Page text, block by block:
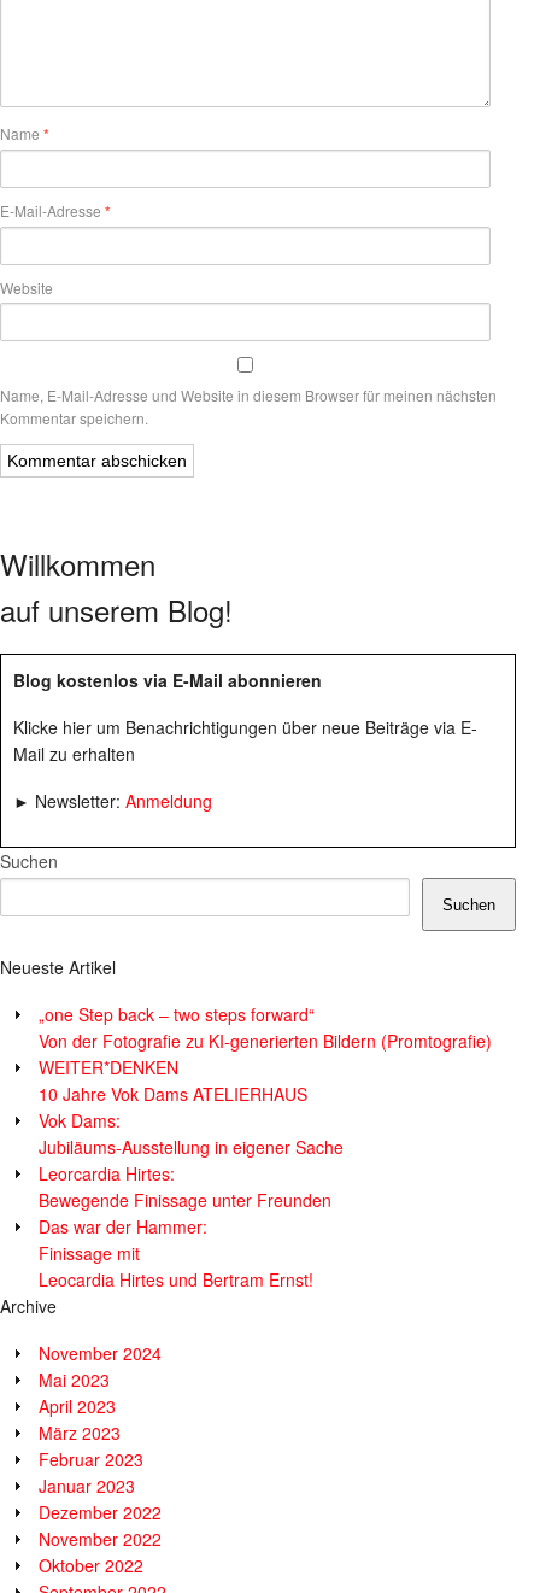
Name *
E-Mail-Adresse *
Website
Name, E-Mail-Adresse und Website in diesem Browser für meinen nächsten
Kommentar speichern.
Willkommen
auf unserem Blog!
Blog kostenlos via E-Mail abonnieren
Klicke hier um Benachrichtigungen über neue Beiträge via E-
Mail zu erhalten
► Newsletter: Anmeldung
Suchen
Suchen
Neueste Artikel
„one Step back – two steps forward“
Von der Fotografie zu KI-generierten Bildern (Promtografie)
WEITER*DENKEN
10 Jahre Vok Dams ATELIERHAUS
Vok Dams:
Jubiläums-Ausstellung in eigener Sache
Leorcardia Hirtes:
Bewegende Finissage unter Freunden
Das war der Hammer:
Finissage mit
Leocardia Hirtes und Bertram Ernst!
Archive
November 2024
Mai 2023
April 2023
März 2023
Februar 2023
Januar 2023
Dezember 2022
November 2022
Oktober 2022